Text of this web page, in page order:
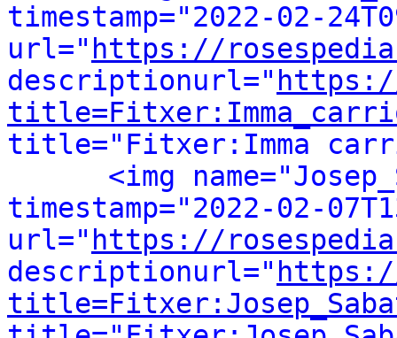
timestamp="2022-02-
url=" https://
descriptionurl="
title="Fitxer:Imma
<img
timestamp="2022-02-
url=" https://
descriptionurl="